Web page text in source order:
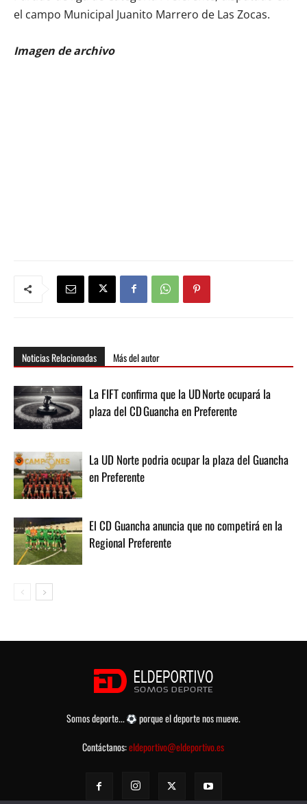
el campo Municipal Juanito Marrero de Las Zocas.
Imagen de archivo
Noticias Relacionadas Más del autor
La FIFT confirma que la UD Norte ocupará la
plaza del CD Guancha en Preferente
La UD Norte podria ocupar la plaza del Guancha
en Preferente
El CD Guancha anuncia que no competirá en la
Regional Preferente
Somos deporte...
porque el deporte nos mueve.
Contáctanos:eldeportivo@eldeportivo.es